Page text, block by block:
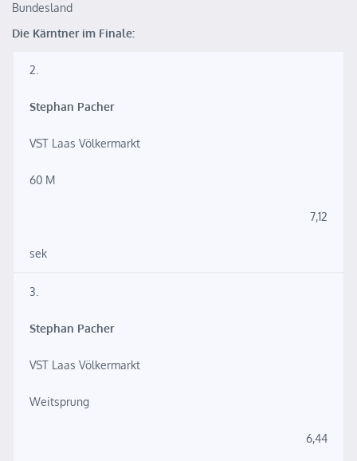
Bundesland
Die Kärntner im Finale:
2.
Stephan Pacher
VST Laas Völkermarkt
60 M
7,12
sek
3.
Stephan Pacher
VST Laas Völkermarkt
Weitsprung
6,44